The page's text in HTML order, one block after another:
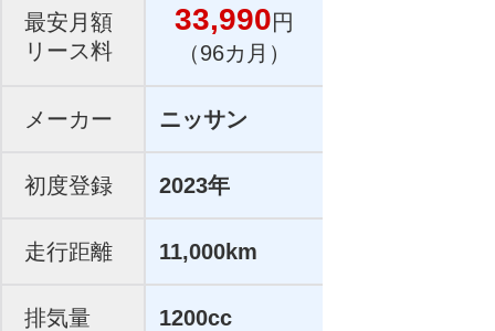
最安月額
リース料
33,990円
（96カ月）
メーカー ニッサン
初度登録 2023年
走行距離 11,000km
排気量 1200cc